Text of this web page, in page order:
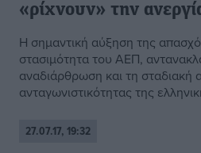
«ρίχνουν» την
Η σημαντική αύξηση της
στασιμότητα του ΑΕΠ,
αναδιάρθρωση και τη σταδιακή
ανταγωνιστικότητας της
27.07.17, 19:32